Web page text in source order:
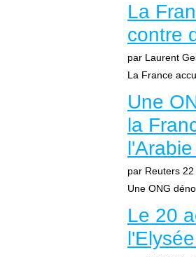
La
contre
par Laurent
La France
Une
la
par Reuters 22
Une ONG
Le 20